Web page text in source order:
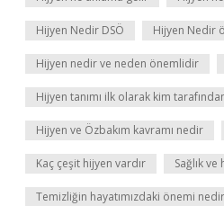
Hijyen Nedir DSÖ Hijyen Nedir
Hijyen nedir ve neden önemlidir
Hijyen tanımı ilk olarak kim
Hijyen ve Özbakım kavramı nedir
Kaç çeşit hijyen vardır Sağlık
Temizliğin hayatımızdaki önemi nedir